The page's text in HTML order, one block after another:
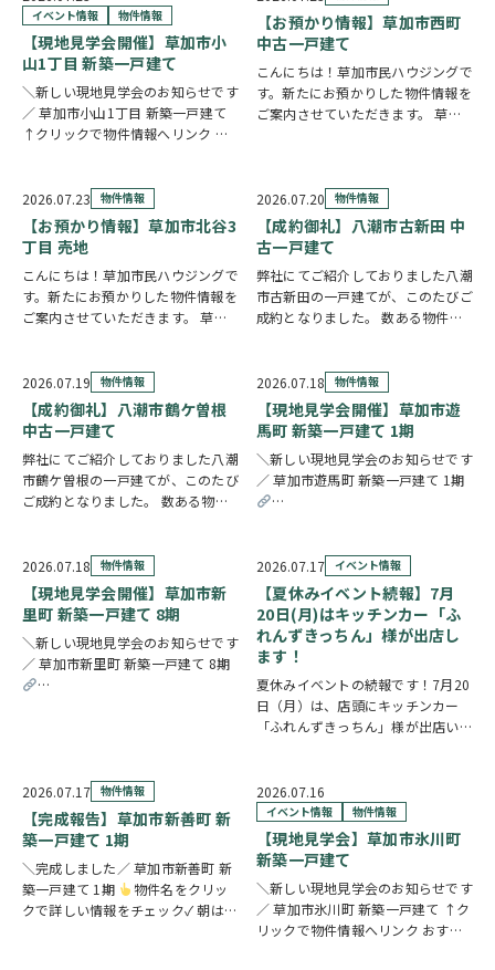
利な設備が毎日の暮らしを快適にサ
ポー…
得し、毎日の快適さと省エネ性能を
両立しまし…
イベント情報 物件情報
【現地見学会開催】草加市小
山1丁目 新築一戸建て
＼新しい現地見学会のお知らせです
／ 草加市小山1丁目 新築一戸建て
↑クリックで物件情報へリンク お
LDKは15帖以上の開放的な空間で
す。リビングの様子を見守りながら
料理が作れる…
【お預かり情報】草加市西町
中古一戸建て
こんにちは！草加市民ハウジングで
す。新たにお預かりした物件情報を
ご案内させていただきます。 草加
しが心地よく差し込む住まいです。
全居室6帖以上…
2026.07.23 物件情報
【お預かり情報】草加市北谷3
丁目 売地
こんにちは！草加市民ハウジングで
す。新たにお預かりした物件情報を
ご案内させていただきます。 草加
め、お好きな建築会社を自由にお選
びいただけます。43.51坪の広々と
した敷地を…
2026.07.20 物件情報
【成約御礼】八潮市古新田 中
古一戸建て
弊社にてご紹介しておりました八潮
市古新田の一戸建てが、このたびご
成約となりました。 数ある物件の
とても嬉しく思っております。 販
売期間中はたくさんのお問い合わせ
やご内覧をいただ…
2026.07.19 物件情報
【成約御礼】八潮市鶴ケ曽根
中古一戸建て
弊社にてご紹介しておりました八潮
市鶴ケ曽根の一戸建てが、このたび
ご成約となりました。 数ある物件
同とても嬉しく思っております。
販売期間中はたくさんのお問い合わ
せやご内覧をいた…
2026.07.18 物件情報
【現地見学会開催】草加市遊
馬町 新築一戸建て 1期
＼新しい現地見学会のお知らせです
／ 草加市遊馬町 新築一戸建て 1期
2026.07.18 物件情報
【現地見学会開催】草加市新
里町 新築一戸建て 8期
＼新しい現地見学会のお知らせです
／ 草加市新里町 新築一戸建て 8期
https://www.century21soka.com/st/
2026.07.17 イベント情報
【夏休みイベント続報】7月
20日(月)はキッチンカー「ふ
れんずきっちん」様が出店し
ます！
夏休みイベントの続報です！7月20
日（月）は、店頭にキッチンカー
「ふれんずきっちん」様が出店いた
をご用意しておりますので、ご家族
皆さまでぜひお立ち寄りください。
【販売メニュー…
2026.07.17 物件情報
【完成報告】草加市新善町 新
築一戸建て 1期
＼完成しました／ 草加市新善町 新
築一戸建て 1期
物件名をクリッ
クで詳しい情報をチェック✓ 朝は南
2026.07.16
イベント情報 物件情報
【現地見学会】草加市氷川町
新築一戸建て
＼新しい現地見学会のお知らせです
／ 草加市氷川町 新築一戸建て ↑ク
リックで物件情報へリンク おすす